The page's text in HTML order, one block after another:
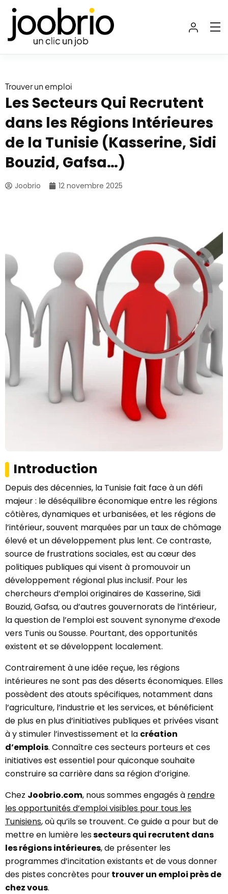
Trouver un emploi
Les Secteurs Qui Recrutent
dans les Régions Intérieures
de la Tunisie (Kasserine, Sidi
Bouzid, Gafsa…)
Joobrio 12 novembre 2025
Introduction
Depuis des décennies, la Tunisie fait face à un défi
majeur : le déséquilibre économique entre les régions
côtières, dynamiques et urbanisées, et les régions de
l’intérieur, souvent marquées par un taux de chômage
élevé et un développement plus lent. Ce contraste,
source de frustrations sociales, est au cœur des
politiques publiques qui visent à promouvoir un
développement régional plus inclusif. Pour les
chercheurs d’emploi originaires de Kasserine, Sidi
Bouzid, Gafsa, ou d’autres gouvernorats de l’intérieur,
la question de l’emploi est souvent synonyme d’exode
vers Tunis ou Sousse. Pourtant, des opportunités
existent et se développent localement.
Contrairement à une idée reçue, les régions
intérieures ne sont pas des déserts économiques. Elles
possèdent des atouts spécifiques, notamment dans
l’agriculture, l’industrie et les services, et bénéficient
de plus en plus d’initiatives publiques et privées visant
à y stimuler l’investissement et la création
d’emplois. Connaître ces secteurs porteurs et ces
initiatives est essentiel pour quiconque souhaite
construire sa carrière dans sa région d’origine.
Chez Joobrio.com, nous sommes engagés à rendre
les opportunités d’emploi visibles pour tous les
Tunisiens, où qu’ils se trouvent. Ce guide a pour but de
mettre en lumière lessecteurs qui recrutent dans
les régions intérieures, de présenter les
programmes d’incitation existants et de vous donner
des pistes concrètes pourtrouver un emploi près de
chez vous.